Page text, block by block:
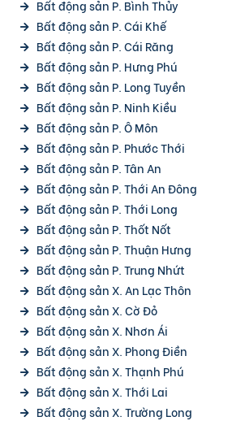
Bất động sản P. Bình Thủy
Bất động sản P. Cái Khế
Bất động sản P. Cái Răng
Bất động sản P. Hưng Phú
Bất động sản P. Long Tuyền
Bất động sản P. Ninh Kiều
Bất động sản P. Ô Môn
Bất động sản P. Phước Thới
Bất động sản P. Tân An
Bất động sản P. Thới An Đông
Bất động sản P. Thới Long
Bất động sản P. Thốt Nốt
Bất động sản P. Thuận Hưng
Bất động sản P. Trung Nhứt
Bất động sản X. An Lạc Thôn
Bất động sản X. Cờ Đỏ
Bất động sản X. Nhơn Ái
Bất động sản X. Phong Điền
Bất động sản X. Thạnh Phú
Bất động sản X. Thới Lai
Bất động sản X. Trường Long